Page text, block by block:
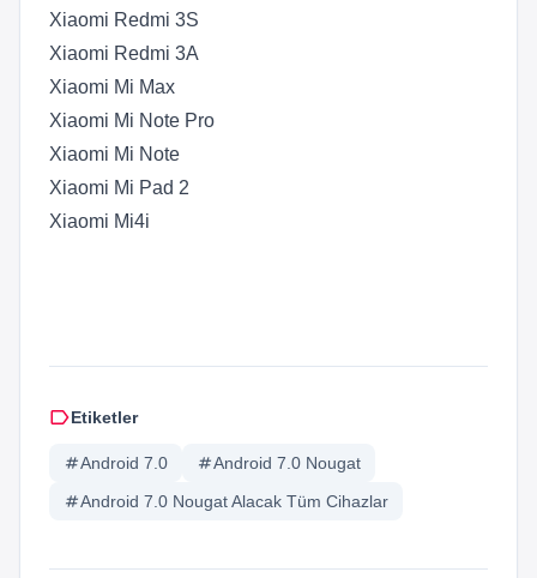
Xiaomi Redmi 3S
Xiaomi Redmi 3A
Xiaomi Mi Max
Xiaomi Mi Note Pro
Xiaomi Mi Note
Xiaomi Mi Pad 2
Xiaomi Mi4i
labelEtiketler
tagAndroid 7.0 tagAndroid 7.0 Nougat
tagAndroid 7.0 Nougat Alacak Tüm Cihazlar